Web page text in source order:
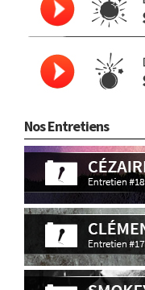
Nos Entretiens